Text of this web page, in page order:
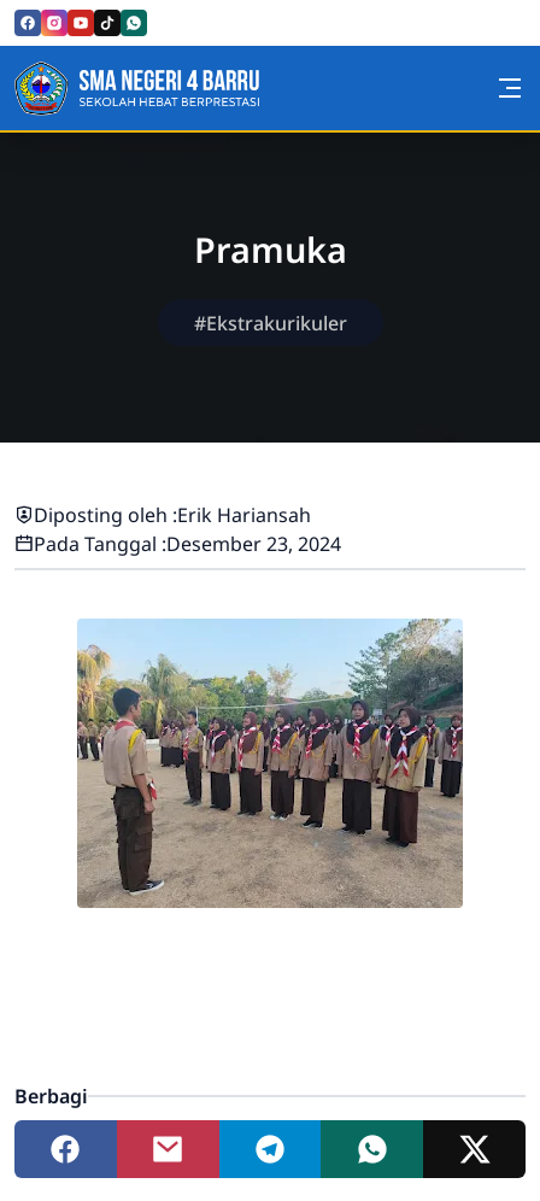
Skip to Content
SMA Negeri 4 Barru
Pramuka
#Ekstrakurikuler
Diposting oleh :Erik Hariansah
Pada Tanggal :Desember 23, 2024
Berbagi